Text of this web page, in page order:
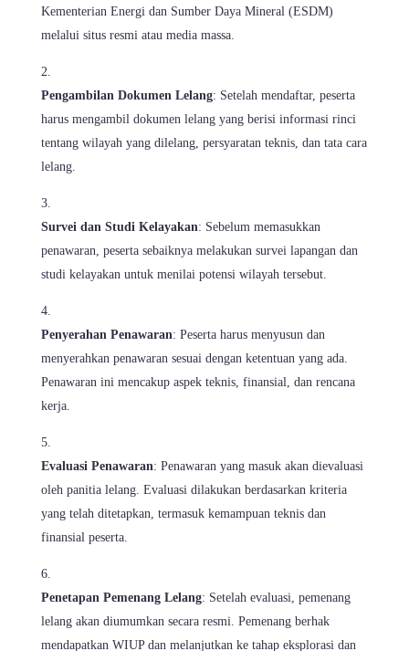
Kementerian Energi dan Sumber Daya Mineral (ESDM)
melalui situs resmi atau media massa.
Pengambilan Dokumen Lelang: Setelah mendaftar, peserta
harus mengambil dokumen lelang yang berisi informasi rinci
tentang wilayah yang dilelang, persyaratan teknis, dan tata cara
lelang.
Survei dan Studi Kelayakan: Sebelum memasukkan
penawaran, peserta sebaiknya melakukan survei lapangan dan
studi kelayakan untuk menilai potensi wilayah tersebut.
Penyerahan Penawaran: Peserta harus menyusun dan
menyerahkan penawaran sesuai dengan ketentuan yang ada.
Penawaran ini mencakup aspek teknis, finansial, dan rencana
kerja.
Evaluasi Penawaran: Penawaran yang masuk akan dievaluasi
oleh panitia lelang. Evaluasi dilakukan berdasarkan kriteria
yang telah ditetapkan, termasuk kemampuan teknis dan
finansial peserta.
Penetapan Pemenang Lelang: Setelah evaluasi, pemenang
lelang akan diumumkan secara resmi. Pemenang berhak
mendapatkan WIUP dan melanjutkan ke tahap eksplorasi dan